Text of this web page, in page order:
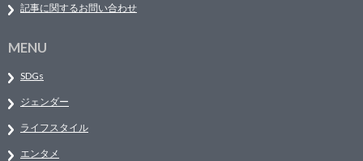
記事に関するお問い合わせ
MENU
SDGs
ジェンダー
ライフスタイル
エンタメ